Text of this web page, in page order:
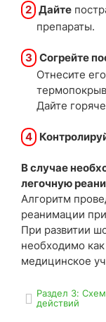
2 Дайте
препараты.
3 Согрейте
Отнесите
Дайте
4
В случае
легочную
Алгоритм
реанимации
При развитии
необходимо
медицинское
Раздел 3:
действий